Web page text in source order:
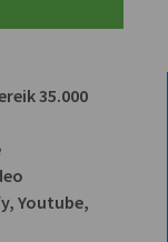
35.000
Youtube,